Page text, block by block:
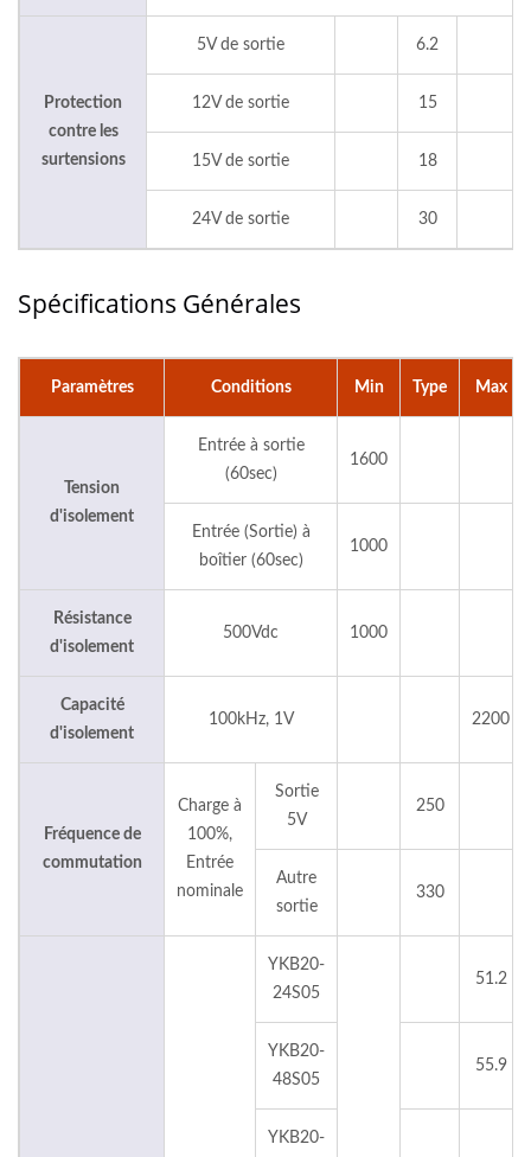
Protection
contre les
surtensions
5V de sortie 6.2
12V de sortie 15
15V de sortie 18
24V de sortie 30
Spécifications Générales
Paramètres Conditions Min Type Max
Tension
d'isolement
Entrée à sortie
(60sec)
1600
Entrée (Sortie) à
boîtier (60sec)
1000
Résistance
d'isolement
500Vdc 1000
Capacité
d'isolement
100kHz, 1V 2200
Fréquence de
commutation
Charge à
100%,
Entrée
nominale
Sortie
5V
250
Autre
sortie
330
YKB20-
24S05
51.2
YKB20-
48S05
55.9
YKB20-